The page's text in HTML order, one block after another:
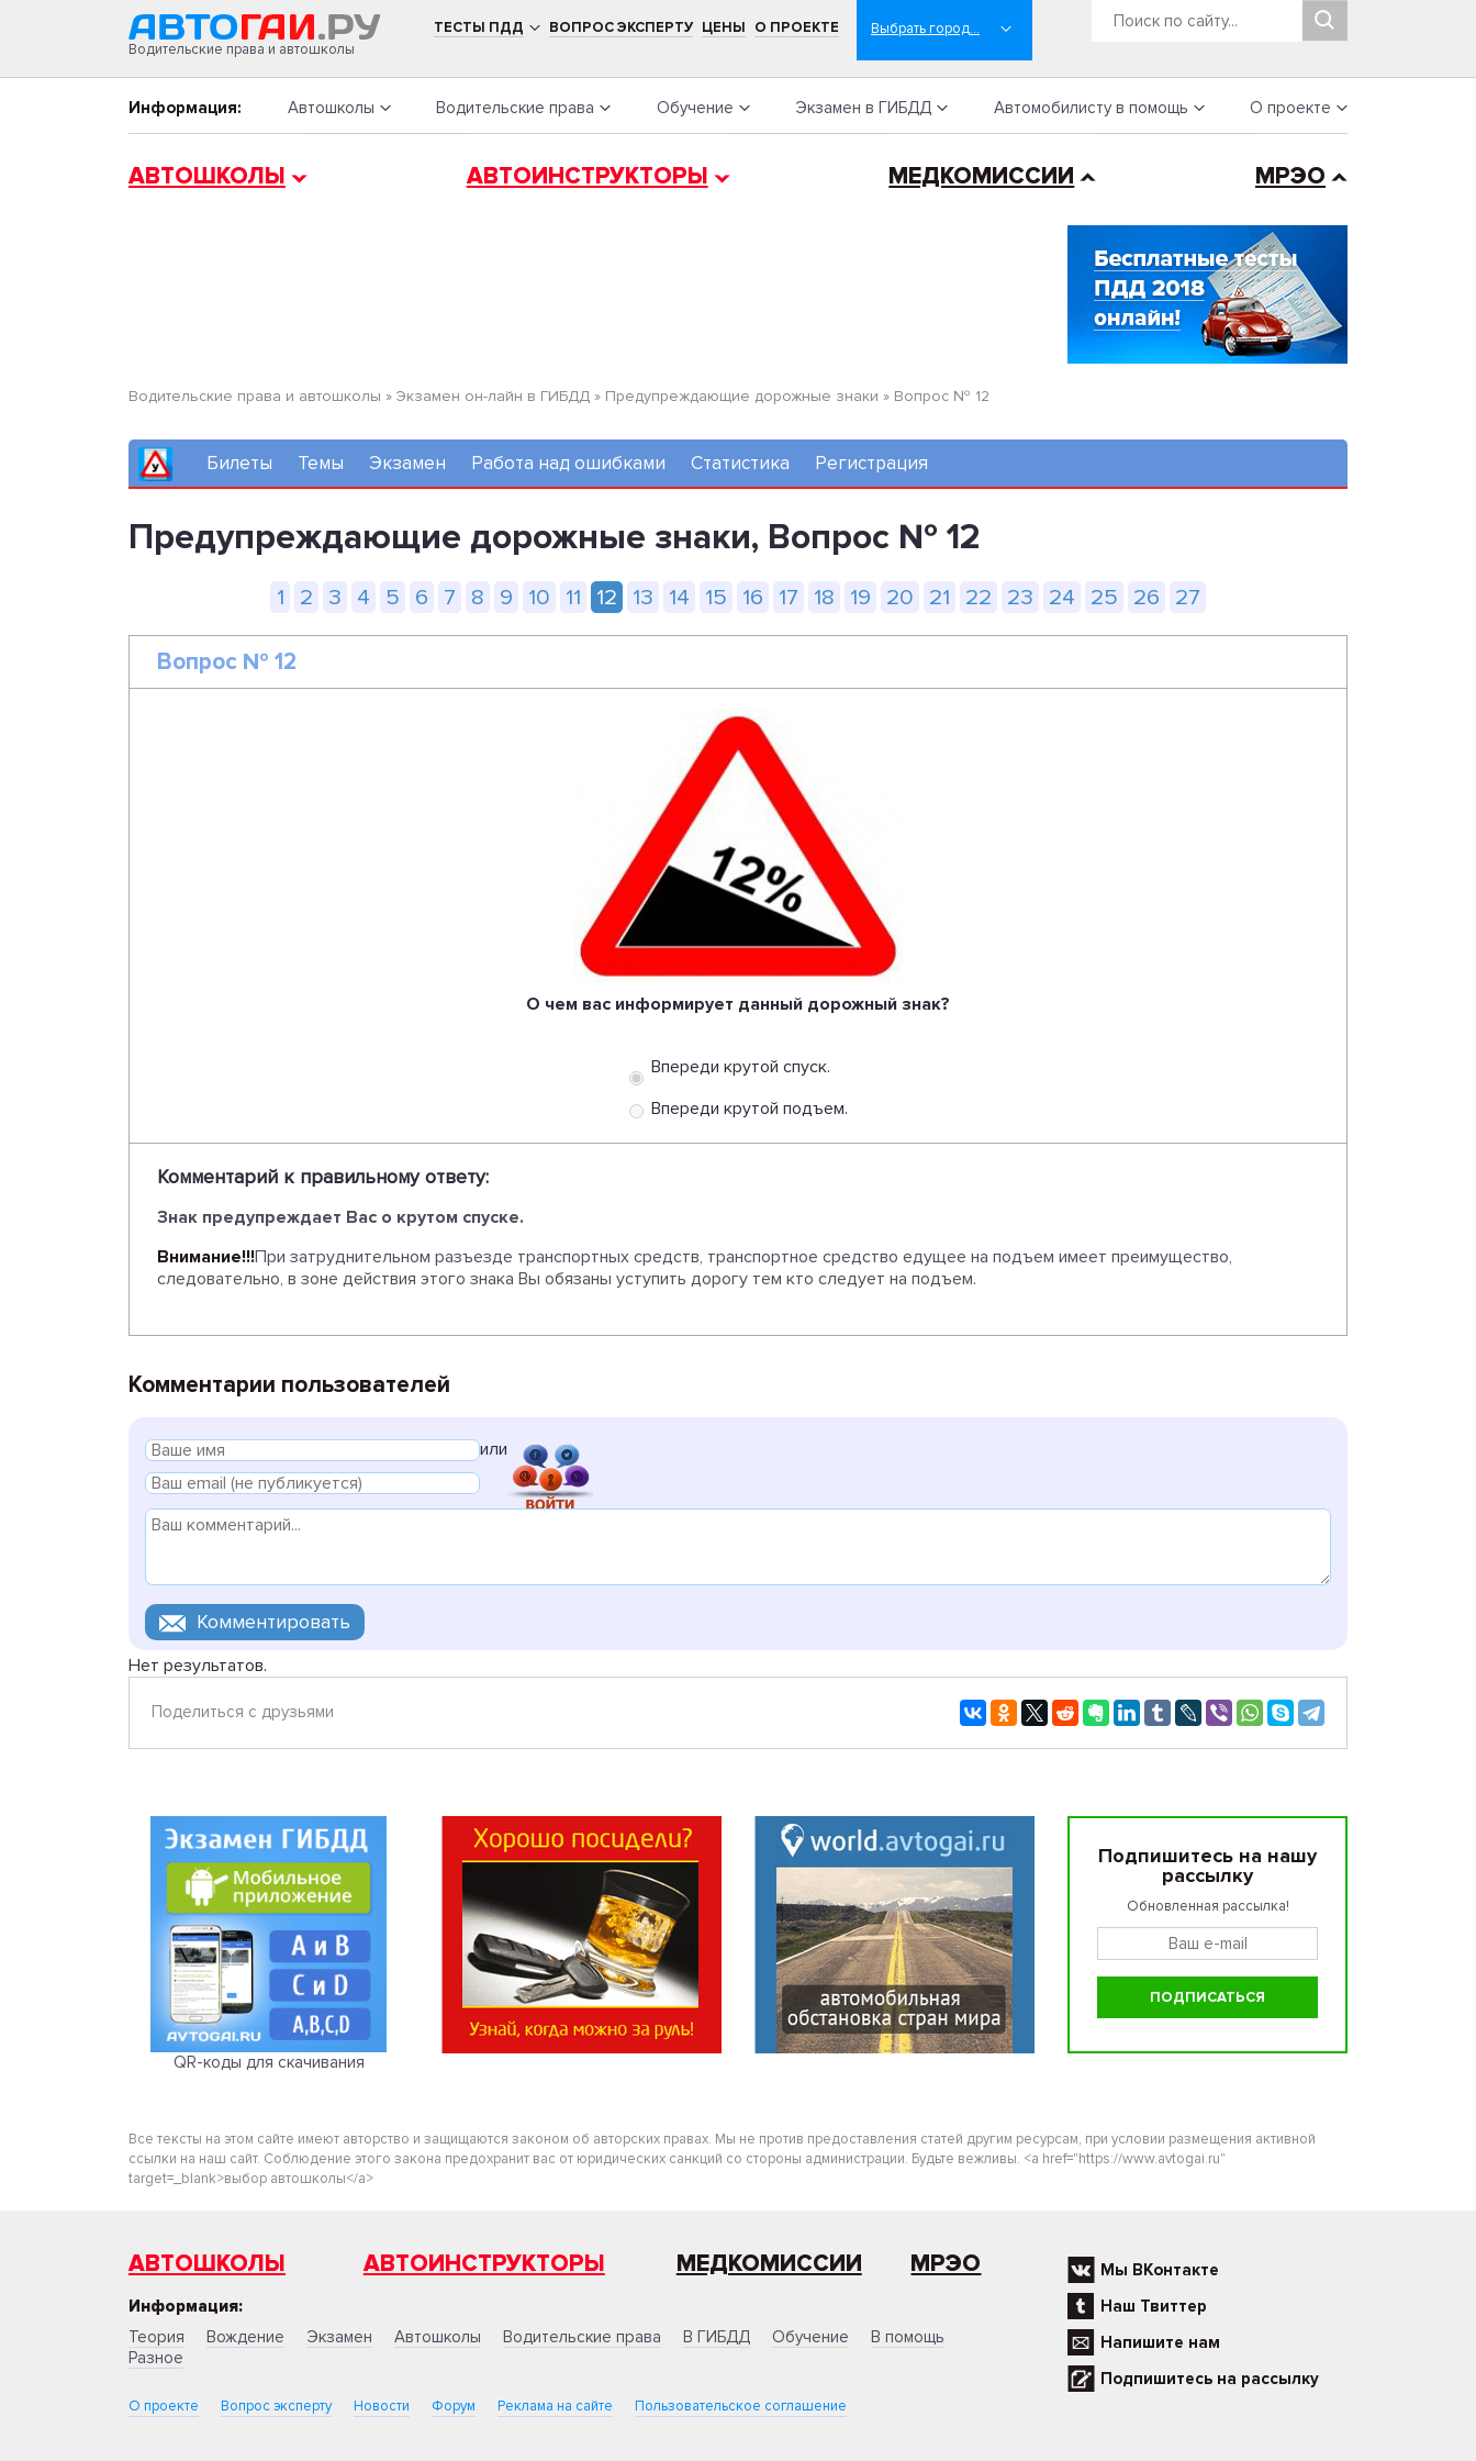
Водительские права и автошколы
ТЕСТЫ ПДД ВОПРОС ЭКСПЕРТУ ЦЕНЫ О ПРОЕКТЕ
Информация: Автошколы Водительские права Обучение Экзамен в ГИБДД Автомобилисту в помощь О проекте
АВТОШКОЛЫ АВТОИНСТРУКТОРЫ МЕДКОМИССИИ МРЭО
Водительские права и автошколы » Экзамен он-лайн в ГИБДД » Предупреждающие дорожные знаки » Вопрос № 12
Билеты Темы Экзамен Работа над ошибками Статистика Регистрация
Предупреждающие дорожные знаки, Вопрос № 12
1 2 3 4 5 6 7 8 9 10 11 12 13 14 15 16 17 18 19 20 21 22 23 24 25 26 27
Вопрос № 12
О чем вас информирует данный дорожный знак?
Впереди крутой спуск.
Впереди крутой подъем.
Комментарий к правильному ответу:
Знак предупреждает Вас о крутом спуске.
Внимание!!!При затруднительном разъезде транспортных средств, транспортное средство едущее на подъем имеет преимущество,
следовательно, в зоне действия этого знака Вы обязаны уступить дорогу тем кто следует на подъем.
Комментарии пользователей
или
Нет результатов.
Поделиться с друзьями
QR-коды для скачивания
Подпишитесь на нашу
рассылку
Обновленная рассылка!
Все тексты на этом сайте имеют авторство и защищаются законом об авторских правах. Мы не против предоставления статей другим ресурсам, при условии размещения активной
ссылки на наш сайт. Соблюдение этого закона предохранит вас от юридических санкций со стороны администрации. Будьте вежливы. <a href="https://www.avtogai.ru"
target=_blank>выбор автошколы</a>
АВТОШКОЛЫ АВТОИНСТРУКТОРЫ МЕДКОМИССИИ МРЭО
Информация:
Теория
Вождение Экзамен Автошколы Водительские права В ГИБДД Обучение
В помощь
Разное
О проекте Вопрос эксперту Новости Форум Реклама на сайте Пользовательское соглашение
Мы ВКонтакте
Наш Твиттер
Напишите нам
Подпишитесь на рассылку